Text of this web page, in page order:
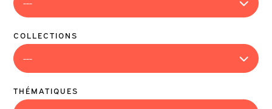
COLLECTIONS
THÉMATIQUES